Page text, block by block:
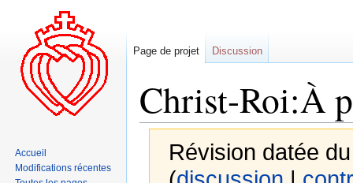
Christ-Roi:À
Révision datée
Page de projet Discussion
Accueil
Modifications récentes